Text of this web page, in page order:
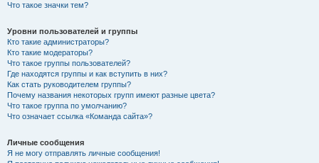
Что такое значки тем?
Уровни пользователей и группы
Кто такие администраторы?
Кто такие модераторы?
Что такое группы пользователей?
Где находятся группы и как вступить в них?
Как стать руководителем группы?
Почему названия некоторых групп имеют разные цвета?
Что такое группа по умолчанию?
Что означает ссылка «Команда сайта»?
Личные сообщения
Я не могу отправлять личные сообщения!